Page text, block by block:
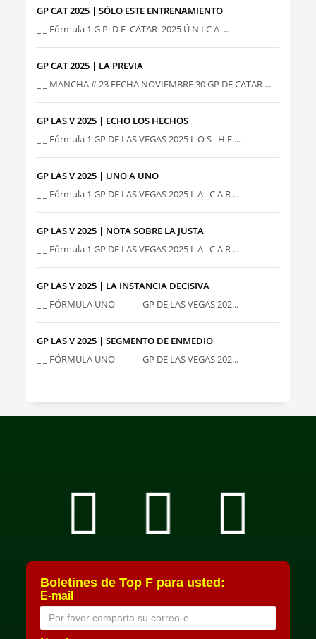
GP CAT 2025 | SÓLO ESTE ENTRENAMIENTO
_ _ Fórmula 1 G P D E CATAR 2025 Ú N I C A ...
GP CAT 2025 | LA PREVIA
_ _ MANCHA # 23 FECHA NOVIEMBRE 30 GP DE CATAR ...
GP LAS V 2025 | ECHO LOS HECHOS
_ _ Fórmula 1 GP DE LAS VEGAS 2025 L O S H E ...
GP LAS V 2025 | UNO A UNO
_ _ Fórmula 1 GP DE LAS VEGAS 2025 L A C A R ...
GP LAS V 2025 | NOTA SOBRE LA JUSTA
_ _ Fórmula 1 GP DE LAS VEGAS 2025 L A C A R ...
GP LAS V 2025 | LA INSTANCIA DECISIVA
_ _ FÓRMULA UNO GP DE LAS VEGAS 202...
GP LAS V 2025 | SEGMENTO DE ENMEDIO
_ _ FÓRMULA UNO GP DE LAS VEGAS 202...
Boletines de Top F para usted:
E-mail